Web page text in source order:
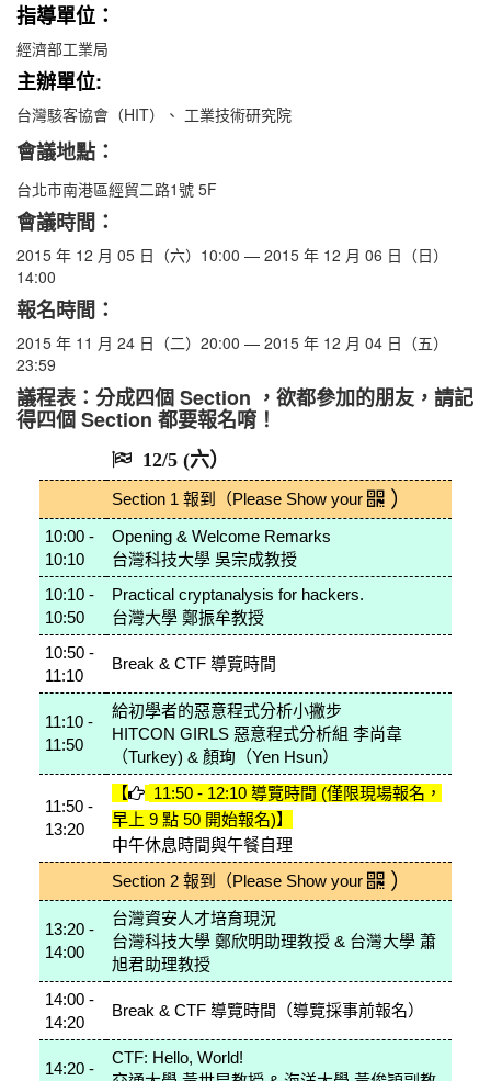
指導單位：
經濟部工業局
主辦單位:
台灣駭客協會（HIT）、 工業技術研究院
會議地點：
台北市南港區經貿二路1號 5F
會議時間：
2015 年 12 月 05 日（六）10:00 — 2015 年 12 月 06 日（日）
14:00
報名時間：
2015 年 11 月 24 日（二）20:00 — 2015 年 12 月 04 日（五）
23:59
議程表：分成四個 Section ，欲都參加的朋友，請記
得四個 Section 都要報名唷！
12/5 (六）
Section 1 報到（Please Show your ）
10:00 -
10:10
Opening & Welcome Remarks
台灣科技大學 吳宗成教授
10:10 -
10:50
Practical cryptanalysis for hackers.
台灣大學 鄭振牟教授
10:50 -
11:10
Break & CTF 導覽時間
11:10 -
11:50
給初學者的惡意程式分析小撇步
HITCON GIRLS 惡意程式分析組 李尚韋
（Turkey) & 顏珣（Yen Hsun）
11:50 -
13:20
【 11:50 - 12:10 導覽時間 (僅限現場報名，
早上 9 點 50 開始報名)】
中午休息時間與午餐自理
Section 2 報到（Please Show your ）
13:20 -
14:00
台灣資安人才培育現況
台灣科技大學 鄭欣明助理教授 & 台灣大學 蕭
旭君助理教授
14:00 -
14:20
Break & CTF 導覽時間（導覽採事前報名）
14:20 -
CTF: Hello, World!